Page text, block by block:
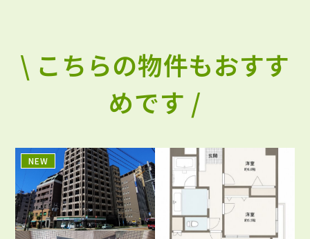
\ こちらの物件もおすす
めです /
NEW